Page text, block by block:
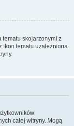
tematu skojarzonymi z
ikon tematu uzależniona
całej witryny. Mogą